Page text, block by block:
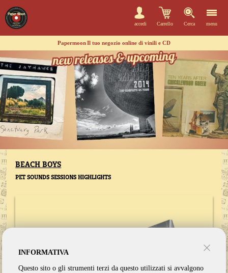
accedi Carrello Cerca menu
PapermoonIl tuo negozio online di vinili e CD
BEACH BOYS
PET SOUNDS SESSIONS HIGHLIGHTS
INFORMATIVA
Questo sito o gli strumenti terzi da questo utilizzati si avvalgono